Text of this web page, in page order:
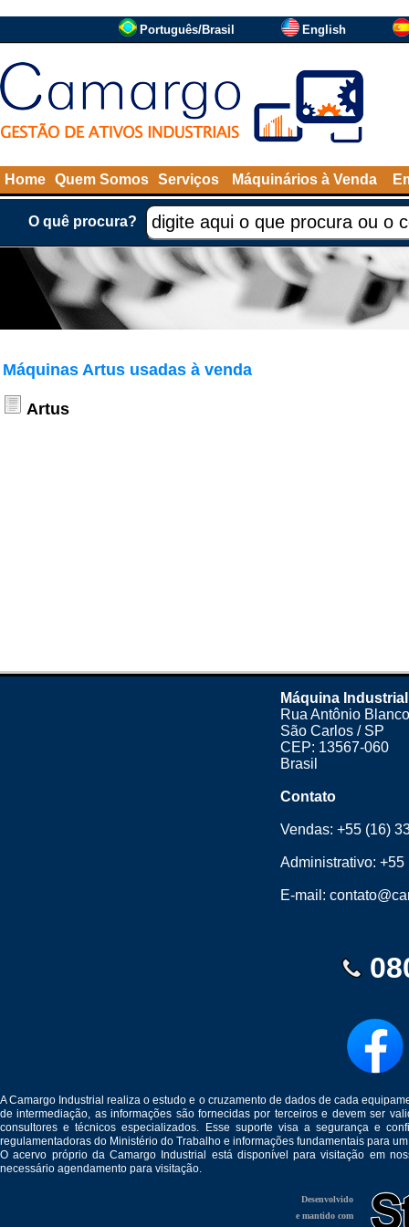
Português/Brasil English
Home Quem Somos Serviços Máquinários à Venda
O quê procura?
Máquinas Artus usadas à venda
Artus
Máquina Industrial
Rua Antônio
São Carlos / SP
CEP: 13567-060
Brasil
Contato
Vendas:+55 (16)
Administrativo:+55
E-mail:
A Camargo Industrial realiza o estudo e o cruzamento de dados de cada
de intermediação, as informações são fornecidas por terceiros e devem ser
consultores e técnicos especializados. Esse suporte visa a segurança e
regulamentadoras do Ministério do Trabalho e informações fundamentais para
O acervo próprio da Camargo Industrial está disponível para visitação em
necessário agendamento para visitação.
Desenvolvido
e mantido com